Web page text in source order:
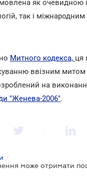
як очевидною
так і
Митного кодекса, ця
ввізним митом
на
"Женева-2006".
/